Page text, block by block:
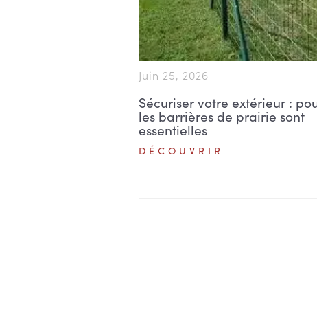
Juin 25, 2026
Sécuriser votre extérieur :
les barrières de prairie sont
essentielles
DÉCOUVRIR